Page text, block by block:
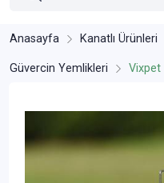
Anasayfa Kanatlı Ürünleri
Güvercin Yemlikleri Vixpet